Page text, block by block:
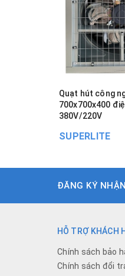
Quạt hút công
700x700x400
380V/220V
SUPERLITE
ĐĂNG KÝ
HỖ TRỢ KHÁCH
Chính sách bảo
Chính sách đổi